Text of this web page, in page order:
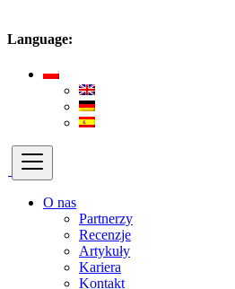
Language:
O nas
Partnerzy
Recenzje
Artykuły
Kariera
Kontakt